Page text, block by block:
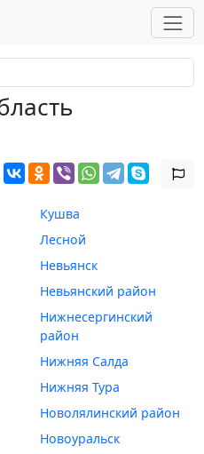
Кушва
Лесной
Невьянск
Невьянский район
Нижнесергинский
район
Нижняя Салда
Нижняя Тура
Новолялинский район
Новоуральск